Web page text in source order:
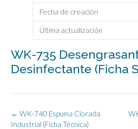
Fecha de creación
Última actualización
WK-735
Desinfectante (Ficha
Navegación
de
← WK-740 Espuma Clorada
Industrial (Ficha Técnica)